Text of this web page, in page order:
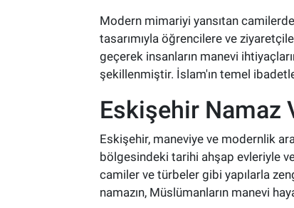
Modern mimariyi yansıtan
tasarımıyla öğrencilere ve
geçerek insanların manevi
şekillenmiştir. İslam'ın temel
Eskişehir Namaz
Eskişehir, maneviye ve modernlik
bölgesindeki tarihi ahşap evleriyle
camiler ve türbeler gibi yapılarla
namazın, Müslümanların manevi